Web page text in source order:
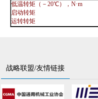
低温转矩（－20℃），N·m
启动转矩
运转转矩
战略联盟/友情链接